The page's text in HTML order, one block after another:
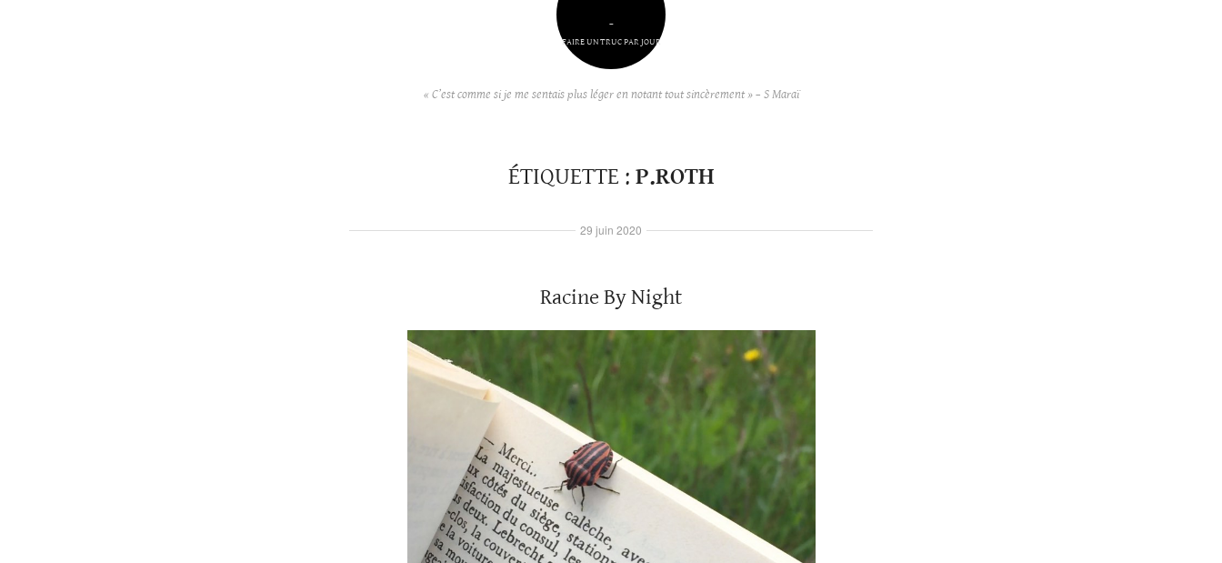
–
FAIRE UN TRUC PAR JOUR
« C’est comme si je me sentais plus léger en notant tout sincèrement » – S Maraï
ÉTIQUETTE : P.ROTH
Racine By Night
29 juin 2020